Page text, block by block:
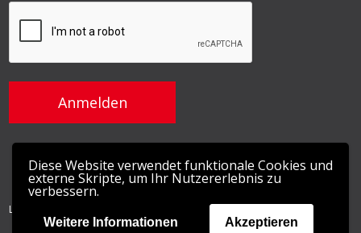
Diese Website verwendet funktionale Cookies und
externe Skripte, um Ihr Nutzererlebnis zu
verbessern.
Weitere Informationen Akzeptieren
LightGuide, Inc © 2026 | Datenschutzerklärung